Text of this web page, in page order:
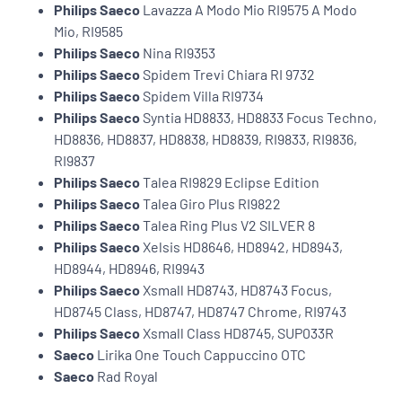
Philips Saeco Lavazza A Modo Mio RI9575 A Modo
Mio, RI9585
Philips Saeco Nina RI9353
Philips SaecoSpidem Trevi Chiara RI 9732
Philips SaecoSpidem Villa RI9734
Philips SaecoSyntia HD8833, HD8833 Focus Techno,
HD8836, HD8837, HD8838, HD8839, RI9833, RI9836,
RI9837
Philips SaecoTalea RI9829 Eclipse Edition
Philips SaecoTalea Giro Plus RI9822
Philips SaecoTalea Ring Plus V2 SILVER 8
Philips SaecoXelsis HD8646, HD8942, HD8943,
HD8944, HD8946, RI9943
Philips SaecoXsmall HD8743, HD8743 Focus,
HD8745 Class, HD8747, HD8747 Chrome, RI9743
Philips SaecoXsmall Class HD8745, SUP033R
Saeco Lirika One Touch Cappuccino OTC
Saeco Rad Royal